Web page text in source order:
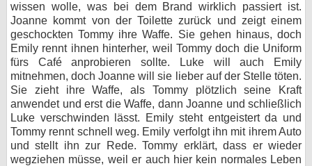
wissen wolle, was bei dem Brand wirklich passiert ist.
Joanne kommt von der Toilette zurück und zeigt einem
geschockten Tommy ihre Waffe. Sie gehen hinaus, doch
Emily rennt ihnen hinterher, weil Tommy doch die Uniform
fürs Café anprobieren sollte. Luke will auch Emily
mitnehmen, doch Joanne will sie lieber auf der Stelle töten.
Sie zieht ihre Waffe, als Tommy plötzlich seine Kraft
anwendet und erst die Waffe, dann Joanne und schließlich
Luke verschwinden lässt. Emily steht entgeistert da und
Tommy rennt schnell weg. Emily verfolgt ihn mit ihrem Auto
und stellt ihn zur Rede. Tommy erklärt, dass er wieder
wegziehen müsse, weil er auch hier kein normales Leben